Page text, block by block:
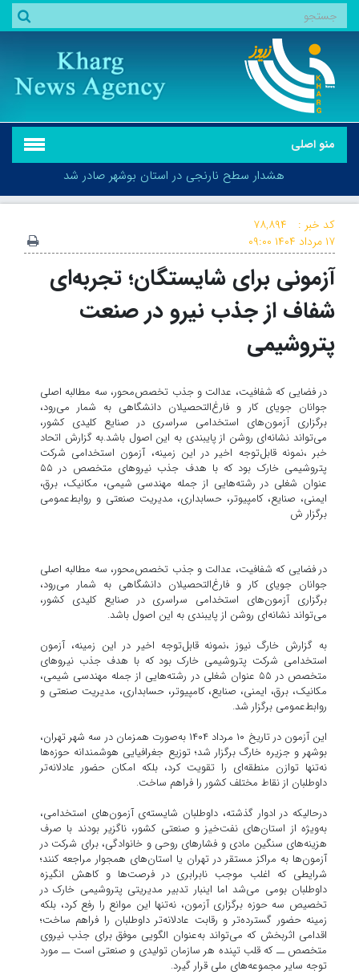
منو اصلی
هشدار سطح نارنجی در استان بوشهر صادر شد
هشدار سطح نارنجی در استان بوشهر صادر شد
کد خبر :
۷۸,۸۹۴
۱۷ مرداد ۱۴۰۴
۰۹:۰۰
آزمونی برای شایستگان؛ تجربه‌ای
شفاف از جذب نیرو در صنعت
پتروشیمی
در فضایی که شفافیت، عدالت و جذب تخصص‌محور، سه مطالبه اصلی
جوانان جویای کار و فارغ‌التحصیلان دانشگاهی به شمار می‌رود،
برگزاری آزمون‌های استخدامی سراسری در صنایع کلیدی کشور،
می‌تواند نشانه‌ای روشن از پایبندی به این اصول باشد.به گزارش اتحاد
خبر ،نمونه قابل‌توجه اخیر در این زمینه، آزمون استخدامی شرکت
پتروشیمی خارک بود که با هدف جذب نیروهای متخصص در ۵۵
عنوان شغلی در رشته‌هایی از جمله مهندسی شیمی، مکانیک، برق،
ایمنی، صنایع، کامپیوتر، حسابداری، مدیریت صنعتی و روابط‌عمومی
برگزار ش
در فضایی که شفافیت، عدالت و جذب تخصص‌محور، سه مطالبه اصلی
جوانان جویای کار و فارغ‌التحصیلان دانشگاهی به شمار می‌رود،
برگزاری آزمون‌های استخدامی سراسری در صنایع کلیدی کشور،
می‌تواند نشانه‌ای روشن از پایبندی به این اصول باشد.
به گزارش خارگ نیوز ،نمونه قابل‌توجه اخیر در این زمینه، آزمون
استخدامی شرکت پتروشیمی خارک بود که با هدف جذب نیروهای
متخصص در ۵۵ عنوان شغلی در رشته‌هایی از جمله مهندسی شیمی،
مکانیک، برق، ایمنی، صنایع، کامپیوتر، حسابداری، مدیریت صنعتی و
روابط‌عمومی برگزار شد.
این آزمون در تاریخ ۱۰ مرداد ۱۴۰۴ به‌صورت همزمان در سه شهر تهران،
بوشهر و جزیره خارگ برگزار شد؛ توزیع جغرافیایی هوشمندانه حوزه‌ها
نه‌تنها توازن منطقه‌ای را تقویت کرد، بلکه امکان حضور عادلانه‌تر
داوطلبان از نقاط مختلف کشور را فراهم ساخت.
درحالیکه در ادوار گذشته، داوطلبان شایسته‌ی آزمون‌های استخدامی،
به‌ویژه از استان‌های نفت‌خیز و صنعتی کشور، ناگزیر بودند با صرف
هزینه‌های سنگین مادی و فشارهای روحی و خانوادگی، برای شرکت در
آزمون‌ها به مراکز مستقر در تهران یا استان‌های همجوار مراجعه کنند؛
شرایطی که اغلب موجب نابرابری در فرصت‌ها و کاهش انگیزه
داوطلبان بومی می‌شد اما اینبار تدبیر مدیریتی پتروشیمی خارک در
تخصیص سه حوزه برگزاری آزمون، نه‌تنها این موانع را رفع کرد، بلکه
زمینه حضور گسترده‌تر و رقابت عادلانه‌تر داوطلبان را فراهم ساخت؛
اقدامی اثربخش که می‌تواند به‌عنوان الگویی موفق برای جذب نیروی
متخصص ــ که قلب تپنده هر سازمان تولیدی و صنعتی است ــ مورد
توجه سایر مجموعه‌های ملی قرار گیرد.